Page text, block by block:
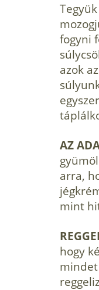
fogyni
azok
AZ
arra,
mint
hogy